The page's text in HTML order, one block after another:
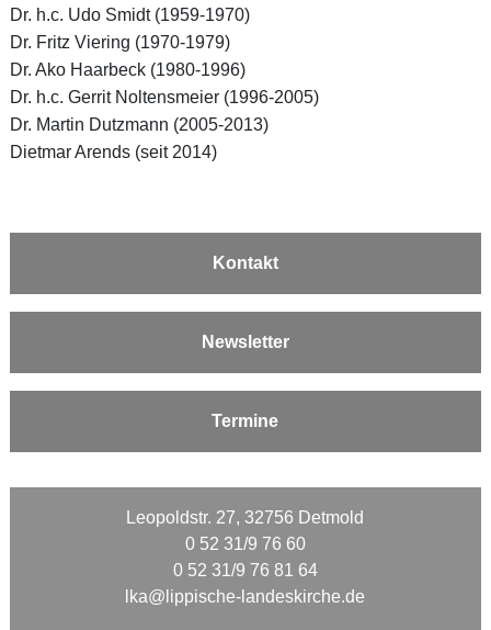
Dr. h.c. Udo Smidt (1959-1970)
Dr. Fritz Viering (1970-1979)
Dr. Ako Haarbeck (1980-1996)
Dr. h.c. Gerrit Noltensmeier (1996-2005)
Dr. Martin Dutzmann (2005-2013)
Dietmar Arends (seit 2014)
Kontakt
Newsletter
Termine
Leopoldstr. 27, 32756 Detmold
0 52 31/9 76 60
0 52 31/9 76 81 64
lka@lippische-landeskirche.de